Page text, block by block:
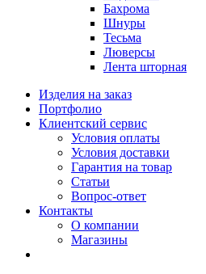
Бахрома
Шнуры
Тесьма
Люверсы
Лента шторная
Изделия на заказ
Портфолио
Клиентский сервис
Условия оплаты
Условия доставки
Гарантия на товар
Статьи
Вопрос-ответ
Контакты
О компании
Магазины